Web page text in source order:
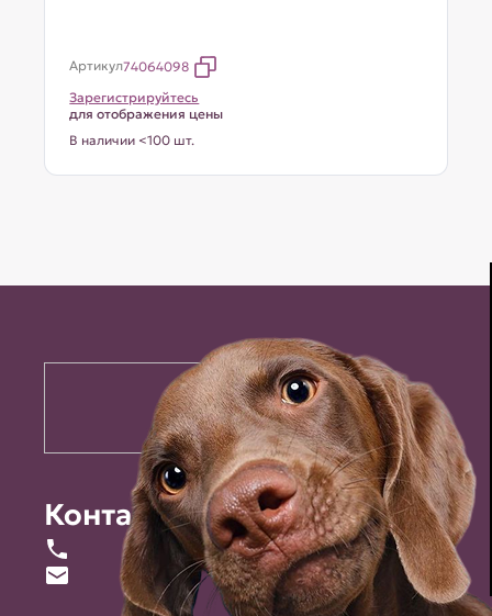
Артикул74064098
Зарегистрируйтесь
для отображения цены
В наличии <100 шт.
Контакты